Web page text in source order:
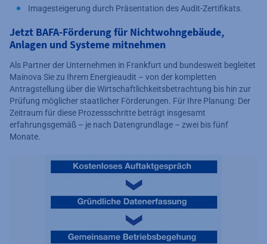
Imagesteigerung durch Präsentation des Audit-Zertifikats.
Jetzt BAFA-Förderung für Nichtwohngebäude,
Anlagen und Systeme mitnehmen
Als Partner der Unternehmen in Frankfurt und bundesweit begleitet
Mainova Sie zu Ihrem Energieaudit – von der kompletten
Antragstellung über die Wirtschaftlichkeitsbetrachtung bis hin zur
Prüfung möglicher staatlicher Förderungen. Für Ihre Planung: Der
Zeitraum für diese Prozessschritte beträgt insgesamt
erfahrungsgemäß – je nach Datengrundlage – zwei bis fünf
Monate.